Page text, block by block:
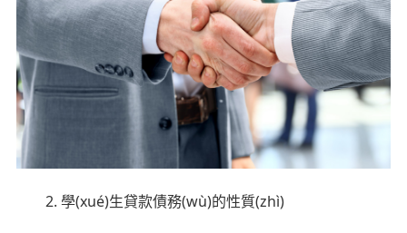
2. 學(xué)生貸款債務(wù)的性質(zhì)